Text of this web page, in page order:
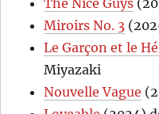
The Nice Guys
Miroirs No. 3
Le Garçon et le
Miyazaki
Nouvelle Vague